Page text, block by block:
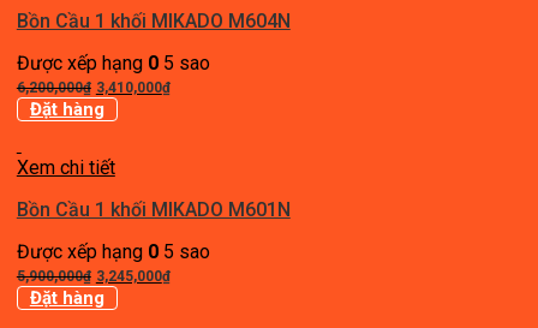
Bồn Cầu 1 khối MIKADO M604N
Được xếp hạng 05 sao
6,200,000₫ Giá
gốc
6,200,000₫.
3,410,000₫Giá
Đặt hàng
Xem chi tiết
Bồn Cầu 1 khối MIKADO M601N
Được xếp hạng 05 sao
5,900,000₫ Giá
gốc
3,245,000₫Giá
Đặt hàng